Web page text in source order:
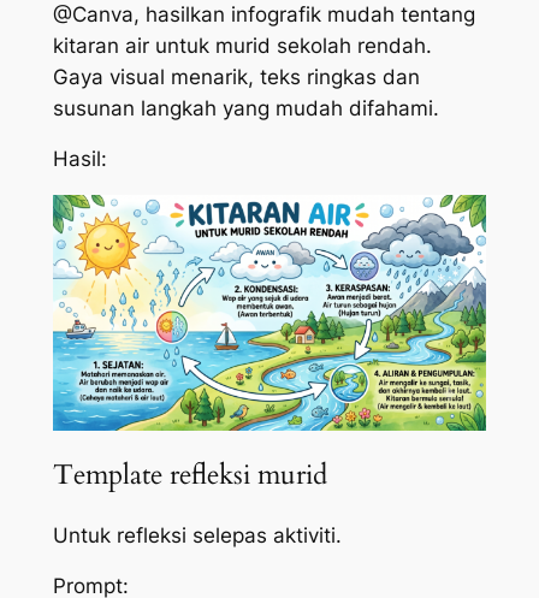
@Canva, hasilkan infografik mudah tentang
kitaran air untuk murid sekolah rendah.
Gaya visual menarik, teks ringkas dan
susunan langkah yang mudah difahami.
Hasil:
Template refleksi murid
Untuk refleksi selepas aktiviti.
Prompt: